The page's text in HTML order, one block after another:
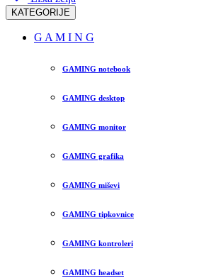
KATEGORIJE
G A M I N G
GAMING notebook
GAMING desktop
GAMING monitor
GAMING grafika
GAMING miševi
GAMING tipkovnice
GAMING kontroleri
GAMING headset